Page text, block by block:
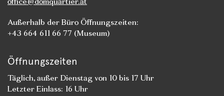
Außerhalb der Büro Öffnungszeiten:
+43 664 611 66 77 (Museum)
Öffnungszeiten
Täglich, außer Dienstag von 10 bis 17 Uhr
Letzter Einlass: 16 Uhr